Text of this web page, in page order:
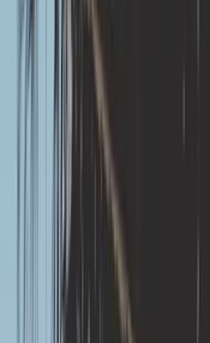
près des
eau du sol
environnement
individuelle.